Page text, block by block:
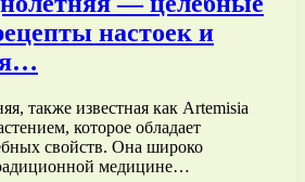
настоек и
также известная как Artemisia
которое обладает
свойств. Она широко
медицине…